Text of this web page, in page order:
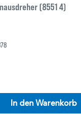
(8551 4)
In den Warenkorb